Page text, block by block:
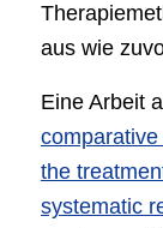
aus wie
Eine Arbeit
the
systematic